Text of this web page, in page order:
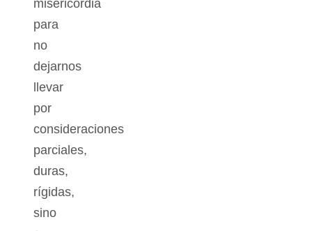
misericordia
para
no
dejarnos
llevar
por
consideraciones
parciales,
duras,
rígidas,
sino